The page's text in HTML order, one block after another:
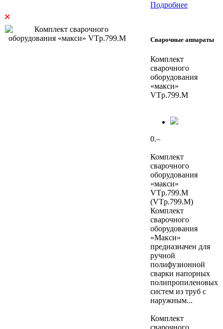
Подробнее
×
Сварочные аппараты
Комплект
сварочного
оборудования
«макси»
VTp.799.M
0.–
Комплект
сварочного
оборудования
«макси»
VTp.799.M
(VTp.799.M)
Комплект
сварочного
оборудования
«Макси»
предназначен для
ручной
полифузионной
сварки напорных
полипропиленовых
систем из труб с
наружным...
Комплект